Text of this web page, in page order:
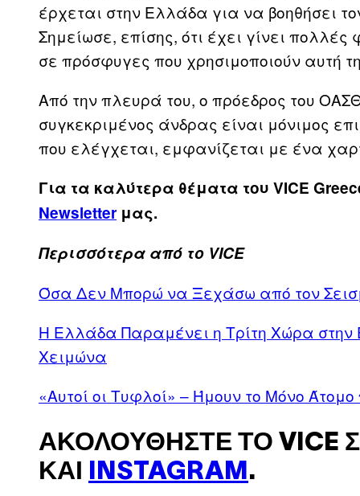
έρχεται στην Ελλάδα για να βοηθήσει
Σημείωσε, επίσης, ότι έχει γίνει
σε πρόσφυγες που χρησιμοποιούν αυτή
Από την πλευρά του, ο πρόεδρος του
συγκεκριμένος άνδρας είναι μόνιμος
που ελέγχεται, εμφανίζεται με ένα
Για τα καλύτερα θέματα του VICE
Newsletter μας.
Περισσότερα από το VICE
Όσα Δεν Μπορώ να Ξεχάσω από τον
Η Ελλάδα Παραμένει η Τρίτη Χώρα στην
Χειμώνα
«Αυτοί οι Τυφλοί» – Ήμουν το Μόνο
ΑΚΟΛΟΥΘΉΣΤΕ ΤΟ VICE
ΚΑΙ
INSTAGRAM .